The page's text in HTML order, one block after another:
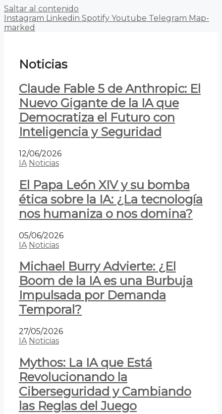
Saltar al contenido
Instagram Linkedin Spotify Youtube Telegram Map-
marked
Noticias
Claude Fable 5 de Anthropic: El
Nuevo Gigante de la IA que
Democratiza el Futuro con
Inteligencia y Seguridad
12/06/2026
IA Noticias
El Papa León XIV y su bomba
ética sobre la IA: ¿La tecnología
nos humaniza o nos domina?
05/06/2026
IA Noticias
Michael Burry Advierte: ¿El
Boom de la IA es una Burbuja
Impulsada por Demanda
Temporal?
27/05/2026
IA Noticias
Mythos: La IA que Está
Revolucionando la
Ciberseguridad y Cambiando
las Reglas del Juego